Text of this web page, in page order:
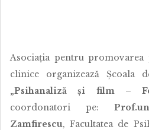
Asociația pentru promovarea
clinice organizează Școala
„Psihanaliză și film –
coordonatori pe:
Zamfirescu, Facultatea de